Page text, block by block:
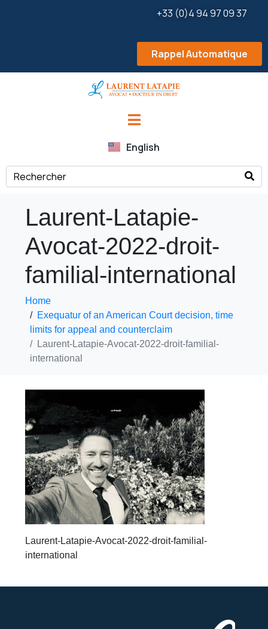
+33 (0)4 94 97 09 37
Rappel Automatique
English
Laurent-Latapie-
Avocat-2022-droit-
familial-international
Home
Exequatur of an American Court decision, time
limits for appeal and counterclaim
Laurent-Latapie-Avocat-2022-droit-familial-
international
Laurent-Latapie-Avocat-2022-droit-familial-
international